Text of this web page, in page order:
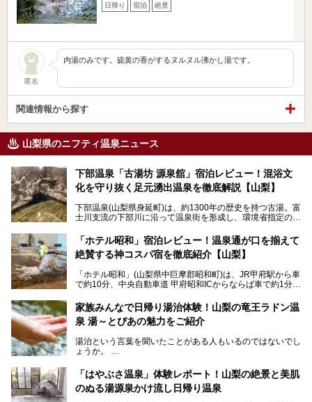
日帰り 宿泊 絶景
匿名
内湯のみです。硫黄の香がするヌルヌル沸かし湯です。
関連情報から探す
山梨県のニフティ温泉ニュース
下部温泉「古湯坊 源泉舘」宿泊レビュー！混浴文
化を守り抜く足元湧出温泉を徹底解説【山梨】
下部温泉(山梨県身延町)は、約1300年の歴史を持つ古湯。富
士川支流の下部川に沿って温泉街を形成し、環境省指定の国
中でも「古湯坊 源泉舘」は、戦国時代に武田信玄公も療養
したと伝えられる名湯の宿。最大の特徴は、令和の現代にお
いても混浴文化が守られ、老若男女の分け隔て一切無く温泉
向にありますが、「古湯坊 源泉舘」では本来あるべき混浴
の姿が保たれている点に注目すべきでしょう。
今回は足元湧出の混浴温泉である「かくし湯大岩風呂」をは
じめ、湯治棟である「別館神泉」を中心に「古湯坊 源泉
舘」の全貌を徹底紹介します。
「ホテル昭和」宿泊レビュー！温泉通が口を揃えて
絶賛する神コスパ宿を徹底紹介【山梨】
「ホテル昭和」(山梨県中巨摩郡昭和町)は、JR甲府駅から車
で約10分、中央自動車道 甲府昭和ICからならば車で約1分の
から、一人泊でも6,000円台から宿泊可能です。
しかし、最大の魅力は“温泉そのもの”でしょう。自家源泉を
統の単純温泉は、入浴すると実にサッパリ爽快。日帰り入浴
不可なこともあり、全国の温泉ファンがこの温泉を求めて
では循環濾過の沸かし湯が一般的ですが、ここは本物の極上
温泉。まさに価格破壊と言えるクオリティです。
家族みんなで日帰り湯治体験！山梨の竜王ラドン温
泉 湯～とぴあの魅力をご紹介
湯治という言葉を聞いたことがある人もいるのではないでし
ょうか。
なかなか体験できない、湯治体験が日帰りでできる温浴施設
が山梨にあります。
「はやぶさ温泉」体験レポート！山梨の絶景と美肌
のぬる湯源泉かけ流し日帰り温泉